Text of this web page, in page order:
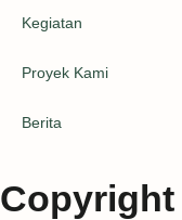
Kegiatan
Proyek Kami
Berita
Copyright